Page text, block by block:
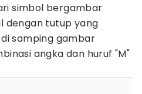
simbol bergambar
dengan tutup yang
samping gambar
angka dan huruf "M"